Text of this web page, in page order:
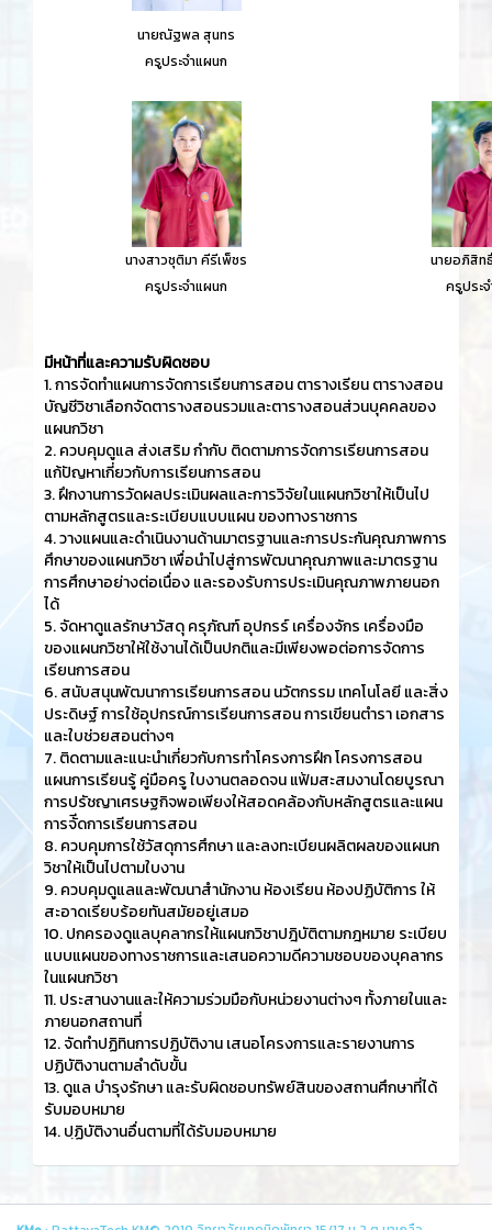
นายณัฐพล สุนทร
ครูประจำแผนก
นางสาวชุติมา คีรีเพ็ชร
นายอภิสิท
ครูประจำแผนก
ครูประ
มีหน้าที่และความรับผิดชอบ
1. การจัดทำแผนการจัดการเรียนการสอน ตารางเรียน ตารางสอน
บัญชีวิชาเลือกจัดตารางสอนรวมและตารางสอนส่วนบุคคลของ
แผนกวิชา
2. ควบคุมดูแล ส่งเสริม กำกับ ติดตามการจัดการเรียนการสอน
แก้ปัญหาเกี่ยวกับการเรียนการสอน
3. ฝึกงานการวัดผลประเมินผลและการวิจัยในแผนกวิชาให้เป็นไป
ตามหลักสูตรและระเบียบแบบแผน ของทางราชการ
4. วางแผนและดำเนินงานด้านมาตรฐานและการประกันคุณภาพการ
ศึกษาของแผนกวิชา เพื่อนำไปสู่การพัฒนาคุณภาพและมาตรฐาน
การศึกษาอย่างต่อเนื่อง และรองรับการประเมินคุณภาพภายนอก
ได้
5. จัดหาดูแลรักษาวัสดุ ครุภัณฑ์ อุปกรร์ เครื่องจักร เครื่องมือ
ของแผนกวิชาให้ใช้งานได้เป็นปกติและมีเพียงพอต่อการจัดการ
เรียนการสอน
6. สนับสนุนพัฒนาการเรียนการสอน นวัตกรรม เทคโนโลยี และสิ่ง
ประดิษฐ์ การใช้อุปกรณ์การเรียนการสอน การเขียนตำรา เอกสาร
และใบช่วยสอนต่างๆ
7. ติดตามและแนะนำเกี่ยวกับการทำโครงการฝึก โครงการสอน
แผนการเรียนรู้ คู่มือครู ใบงานตลอดจน แฟ้มสะสมงานโดยบูรณา
การปรัชญาเศรษฐกิจพอเพียงให้สอดคล้องกับหลักสูตรและแผน
การจัีดการเรียนการสอน
8. ควบคุมการใช้วัสดุการศึกษา และลงทะเบียนผลิตผลของแผนก
วิชาให้เป็นไปตามใบงาน
9. ควบคุมดูแลและพัฒนาสำนักงาน ห้องเรียน ห้องปฏิบัติการ ให้
สะอาดเรียบร้อยทันสมัยอยู่เสมอ
10. ปกครองดูแลบุคลากรให้แผนกวิชาปฎิบัติตามกฎหมาย ระเบียบ
แบบแผนของทางราชการและเสนอความดีความชอบของบุคลากร
ในแผนกวิชา
11. ประสานงานและให้ความร่วมมือกับหน่วยงานต่างๆ ทั้งภายในและ
ภายนอกสถานที่
12. จัดทำปฏิทินการปฏิบัติงาน เสนอโครงการและรายงานการ
ปฏิบัติงานตามลำดับขั้น
13. ดูแล บำรุงรักษา และรับผิดชอบทรัพย์สินของสถานศึกษาที่ได้
รับมอบหมาย
14. ปฺฏิบัติงานอื่นตามที่ได้รับมอบหมาย